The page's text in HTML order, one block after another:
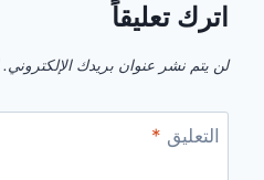
اترك تعليقاً
لن يتم نشر عنوان بريدك الإلكتروني.
التعليق *